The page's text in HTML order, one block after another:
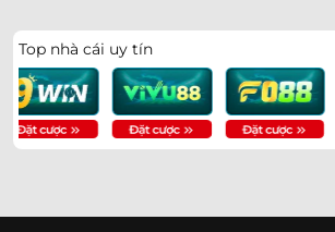
Messi Lập Hat-Trick Lịch Sử Tại
Bàn
➤ Soi Kèo CH Séc Vs Nam Phi 23h00
Tỷ Số
Top nhà cái uy tín